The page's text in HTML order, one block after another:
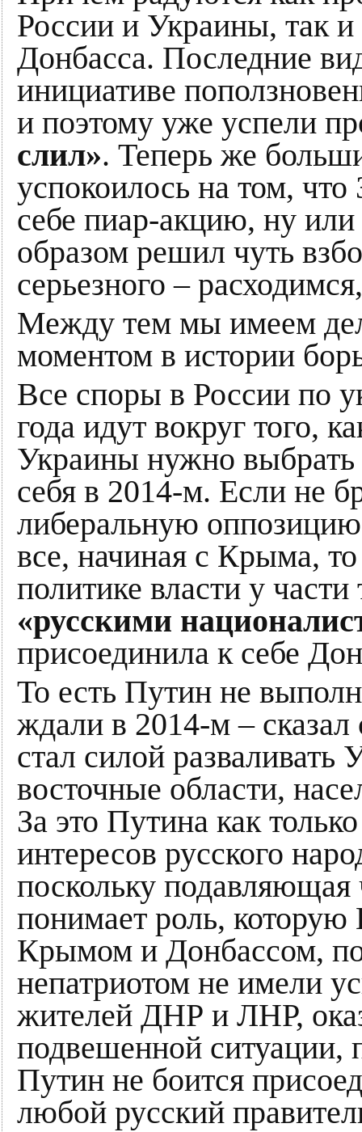
России и Украины, так
Донбасса. Последние
инициативе
и поэтому уже успели
слил». Теперь же
успокоилось на том, что
себе пиар-акцию, ну
образом решил чуть
серьезного –
Между тем мы имеем
моментом в истории
Все споры в России по
года идут вокруг того,
Украины нужно
себя в 2014-м. Если не
либеральную
все, начиная с Крыма,
политике власти у части
«русскими
присоединила к себе
То есть Путин не
ждали в 2014-м –
стал силой разваливать
восточные области,
За это Путина как
интересов русского
поскольку подавляющая
понимает роль,
Крымом и Донбассом,
непатриотом не имели
жителей ДНР и ЛНР,
подвешенной
Путин не боится
любой русский